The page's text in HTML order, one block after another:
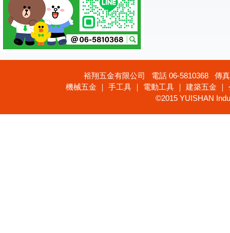
裕翔五金有限公司 電話 06-5810368 傳
機械五金 ｜ 手工具 ｜ 電動工具 ｜ 建築五金
©2015 YUISHAN